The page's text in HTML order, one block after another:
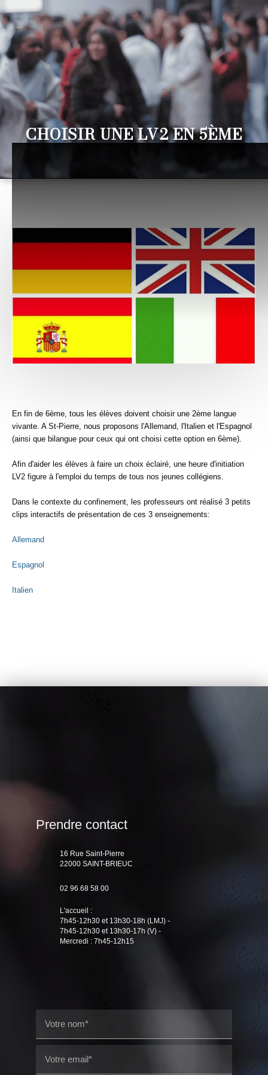
CHOISIR UNE LV2 EN 5ÈME
En fin de 6ème, tous les élèves doivent choisir une 2ème langue
vivante. A St-Pierre, nous proposons l'Allemand, l'Italien et l'Espagnol
(ainsi que bilangue pour ceux qui ont choisi cette option en 6ème).
Afin d'aider les élèves à faire un choix éclairé, une heure d'initiation
LV2 figure à l'emploi du temps de tous nos jeunes collégiens.
Dans le contexte du confinement, les professeurs ont réalisé 3 petits
clips interactifs de présentation de ces 3 enseignements:
Allemand
Espagnol
Italien
Prendre contact
16 Rue Saint-Pierre
22000 SAINT-BRIEUC
02 96 68 58 00
L'accueil :
7h45-12h30 et 13h30-18h (LMJ) -
7h45-12h30 et 13h30-17h (V) -
Mercredi : 7h45-12h15